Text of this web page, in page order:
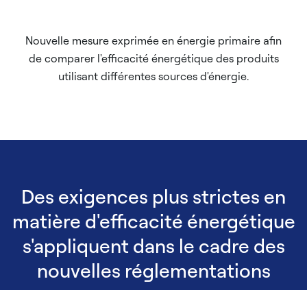
Nouvelle mesure exprimée en énergie primaire afin
de comparer l'efficacité énergétique des produits
utilisant différentes sources d'énergie.
Des exigences plus strictes en
matière d'efficacité énergétique
s'appliquent dans le cadre des
nouvelles réglementations